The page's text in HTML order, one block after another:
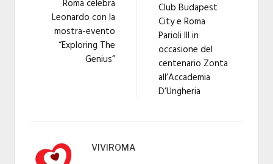
Roma celebra
Leonardo con la
mostra-evento
“Exploring The
Genius”
Club Budapest
City e Roma
Parioli III in
occasione del
centenario Zonta
all’Accademia
D’Ungheria
VIVIROMA